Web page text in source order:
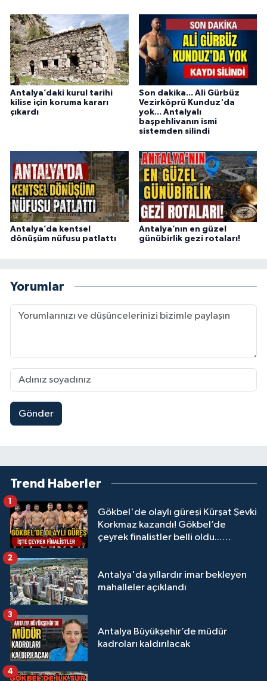
Antalya’daki kurul tarihi
kilise için koruma kararı
çıkardı
Son dakika... Ali Gürbüz
Vezirköprü Kunduz'da
yok... Antalyalı
başpehlivanın ismi
sistemden silindi
Antalya’da kentsel
dönüşüm nüfusu patlattı
Antalya’nın en güzel
günübirlik gezi rotaları!
Yorumlar
Gönder
Trend Haberler
Gökbel'de olaylı güreşi Kürşat Şevki
Korkmaz kazandı! Gökbel’de
çeyrek finalistler belli oldu...
1
Antalya'da yıllardır imar bekleyen
mahalleler açıklandı
2
Antalya Büyükşehir’de müdür
kadroları kaldırılacak
3
4